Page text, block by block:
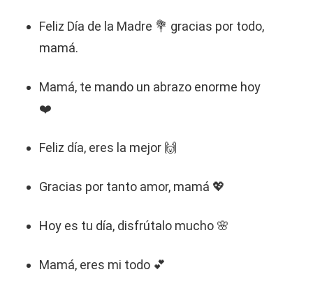
Feliz Día de la Madre 💐 gracias por todo,
mamá.
Mamá, te mando un abrazo enorme hoy
❤️
Feliz día, eres la mejor 🙌
Gracias por tanto amor, mamá 💖
Hoy es tu día, disfrútalo mucho 🌸
Mamá, eres mi todo 💕